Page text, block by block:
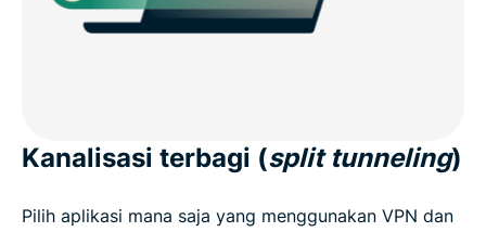
Kanalisasi terbagi (split tunneling)
Pilih aplikasi mana saja yang menggunakan VPN dan